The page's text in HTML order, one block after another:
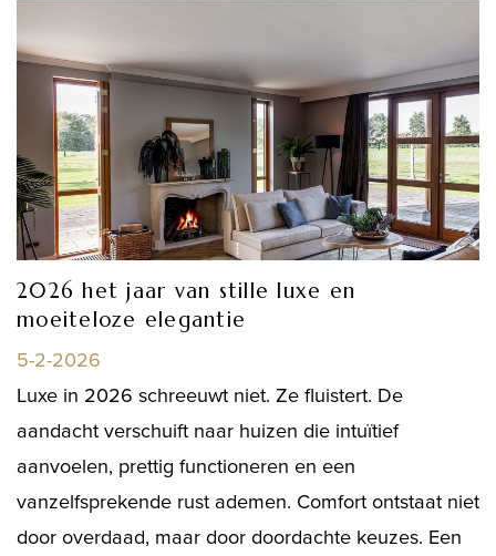
2026 het jaar van stille luxe en
moeiteloze elegantie
5-2-2026
Luxe in 2026 schreeuwt niet. Ze fluistert. De
aandacht verschuift naar huizen die intuïtief
aanvoelen, prettig functioneren en een
vanzelfsprekende rust ademen. Comfort ontstaat niet
door overdaad, maar door doordachte keuzes. Een